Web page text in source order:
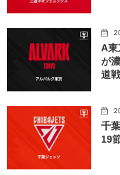
A東
が
道
千
19